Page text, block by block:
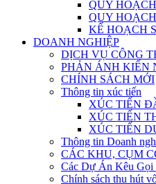
QUY
QUY
KẾ HOẠCH
DOANH NGHIỆP
DỊCH VỤ CÔNG
PHẢN ÁNH KIẾN
CHÍNH SÁCH MỚI
Thông tin xúc tiến
XÚC TIẾN
XÚC TIẾN
XÚC TIẾN
Thông tin Doanh
CÁC KHU, CỤM
Các Dự Án Kêu
Chính sách thu hút